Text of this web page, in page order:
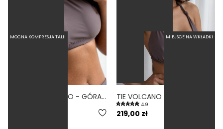
QUADRO VOLCANO - GÓRA OD BIKINI ZABUDOWANA FIOLETOWY
4.9
219,00 zł
MOCNA KOMPRESJA TALII MIEJSCE NA WKŁADKI